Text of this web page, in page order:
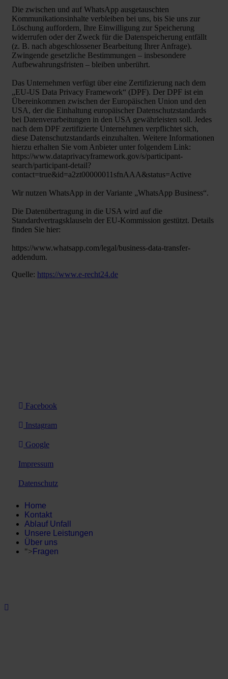
Die zwischen und auf WhatsApp ausgetauschten
Kommunikationsinhalte verbleiben bei uns, bis Sie uns zur
Löschung auffordern, Ihre Einwilligung zur Speicherung
widerrufen oder der Zweck für die Datenspeicherung entfällt
(z. B. nach abgeschlossener Bearbeitung Ihrer Anfrage).
Zwingende gesetzliche Bestimmungen – insbesondere
Aufbewahrungsfristen – bleiben unberührt.
Das Unternehmen verfügt über eine Zertifizierung nach dem
„EU-US Data Privacy Framework“ (DPF). Der DPF ist ein
Übereinkommen zwischen der Europäischen Union und den
USA, der die Einhaltung europäischer Datenschutzstandards
bei Datenverarbeitungen in den USA gewährleisten soll. Jedes
nach dem DPF zertifizierte Unternehmen verpflichtet sich,
diese Datenschutzstandards einzuhalten. Weitere Informationen
hierzu erhalten Sie vom Anbieter unter folgendem Link:
https://www.dataprivacyframework.gov/s/participant-
search/participant-detail?
contact=true&id=a2zt00000011sfnAAA&status=Active
Wir nutzen WhatsApp in der Variante „WhatsApp Business“.
Die Datenübertragung in die USA wird auf die
Standardvertragsklauseln der EU-Kommission gestützt. Details
finden Sie hier:
https://www.whatsapp.com/legal/business-data-transfer-
addendum.
Quelle: https://www.e-recht24.de
Facebook
Instagram
Google
Impressum
Datenschutz
Home
Kontakt
Ablauf Unfall
Unsere Leistungen
Über uns
"> Fragen